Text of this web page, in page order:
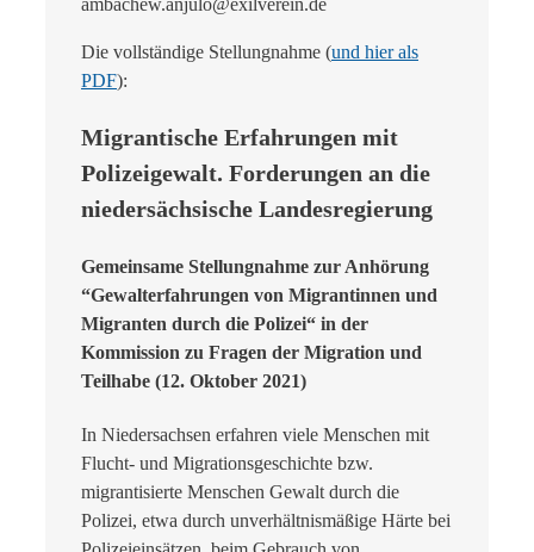
ambachew.anjulo@exilverein.de
Die vollständige Stellungnahme (und hier als
PDF):
Migrantische Erfahrungen mit
Polizeigewalt. Forderungen an die
niedersächsische Landesregierung
Gemeinsame Stellungnahme zur Anhörung
“Gewalterfahrungen von Migrantinnen und
Migranten durch die Polizei“ in der
Kommission zu Fragen der Migration und
Teilhabe (12. Oktober 2021)
In Niedersachsen erfahren viele Menschen mit
Flucht- und Migrationsgeschichte bzw.
migrantisierte Menschen Gewalt durch die
Polizei, etwa durch unverhältnismäßige Härte bei